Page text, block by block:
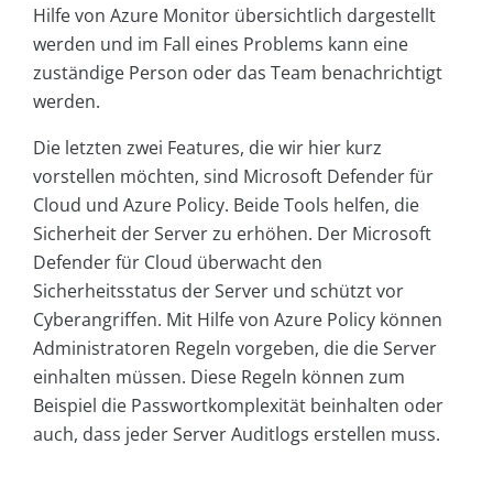
Hilfe von Azure Monitor übersichtlich dargestellt
werden und im Fall eines Problems kann eine
zuständige Person oder das Team benachrichtigt
werden.
Die letzten zwei Features, die wir hier kurz
vorstellen möchten, sind Microsoft Defender für
Cloud und Azure Policy. Beide Tools helfen, die
Sicherheit der Server zu erhöhen. Der Microsoft
Defender für Cloud überwacht den
Sicherheitsstatus der Server und schützt vor
Cyberangriffen. Mit Hilfe von Azure Policy können
Administratoren Regeln vorgeben, die die Server
einhalten müssen. Diese Regeln können zum
Beispiel die Passwortkomplexität beinhalten oder
auch, dass jeder Server Auditlogs erstellen muss.